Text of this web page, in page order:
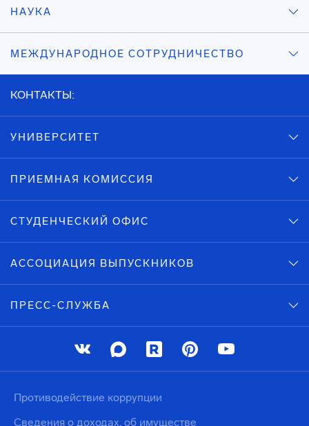
НАУКА
МЕЖДУНАРОДНОЕ СОТРУДНИЧЕСТВО
КОНТАКТЫ:
УНИВЕРСИТЕТ
ПРИЕМНАЯ КОМИССИЯ
СТУДЕНЧЕСКИЙ ОФИС
АССОЦИАЦИЯ ВЫПУСКНИКОВ
ПРЕСС-СЛУЖБА
Противодействие коррупции
Сведения о доходах, об имуществе